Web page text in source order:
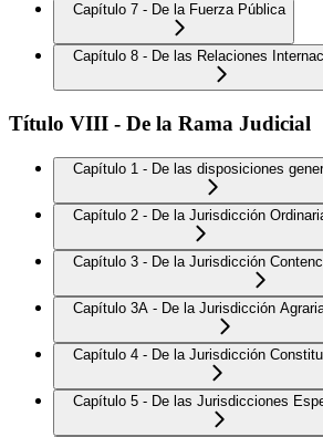
Capítulo 7 - De la Fuerza Pública
Capítulo 8 - De las Relaciones
Título VIII - De la Rama Judicial
Capítulo 1 - De las disposiciones
Capítulo 2 - De la Jurisdicción
Capítulo 3 - De la Jurisdicción
Capítulo 3A - De la Jurisdicción
Capítulo 4 - De la Jurisdicción
Capítulo 5 - De las Jurisdicciones